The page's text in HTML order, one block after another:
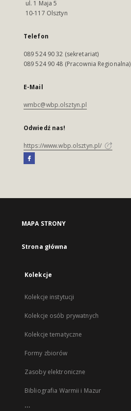
ul. 1 Maja 5
10-117 Olsztyn
Telefon
089 524 90 32 (sekretariat)
089 524 90 48 (Pracownia Regionalna)
E-Mail
wmbc@wbp.olsztyn.pl
Odwiedź nas!
https://www.wbp.olsztyn.pl/
MAPA STRONY
Strona główna
Kolekcje
Kolekcje instytucji
Kolekcje osób prywatnych
Kolekcje tematyczne
Formy zbiorów
Zasoby elektroniczne
Bibliografia Warmii i Mazur
...